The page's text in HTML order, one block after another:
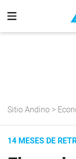
Sitio Andino >
14 MESES DE